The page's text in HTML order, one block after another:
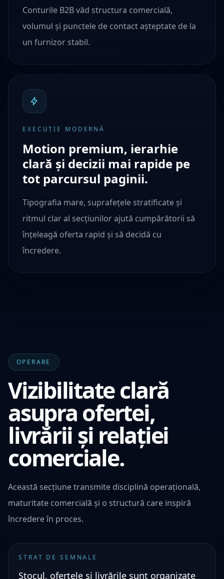
Conturile B2B văd structura comercială,
volumul și punctele de contact așteptate de la
un furnizor stabil.
EXECUȚIE MODERNĂ
Motion premium, ierarhie
clară și decizii mai rapide pe
tot parcursul paginii.
Tipografia mare, suprafețele stratificate și
ritmul clar al secțiunilor ajută cumpărătorii să
înțeleagă oferta rapid și să decidă cu
încredere.
OPERARE
Vizibilitate clară
asupra ofertei,
livrării și relației
comerciale.
Această secțiune transmite disciplină operațională,
maturitate comercială și o structură care inspiră
încredere în proces.
STRAT DE SEMNALE
Stocul, ofertele și livrările sunt organizate